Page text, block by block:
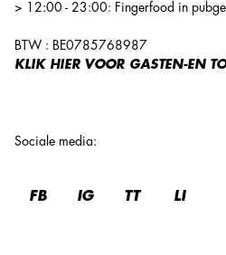
> 12:00 - 23:00: Fingerfood in
BTW : BE0785768987
KLIK HIER VOOR GASTEN-EN
Sociale media:
FB IG TT LI